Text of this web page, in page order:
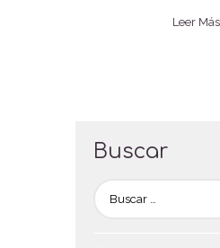
Leer Más
Buscar